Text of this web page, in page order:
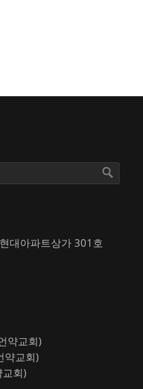
대아파트상가 301호
약교회)
약교회)
회)